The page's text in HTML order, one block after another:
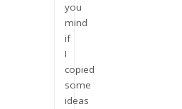
you
mind
if
I
copied
some
ideas